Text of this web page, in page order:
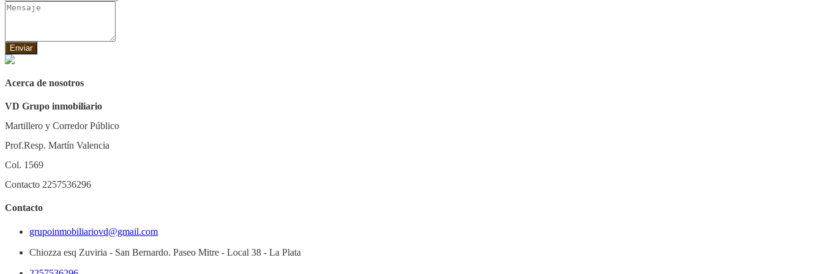
Enviar
Acerca de nosotros
VD Grupo inmobiliario
Martillero y Corredor Público
Prof.Resp. Martín Valencia
Col. 1569
Contacto 2257536296
Contacto
grupoinmobiliariovd@gmail.com
Chiozza esq Zuviria - San Bernardo. Paseo Mitre - Local 38 - La Plata